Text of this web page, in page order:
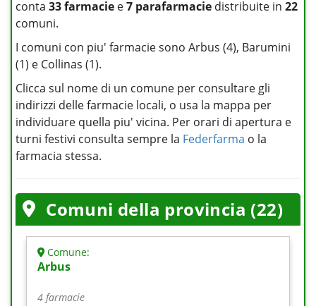
conta 33 farmacie e7 parafarmacie distribuite in 22
comuni.
I comuni con piu' farmacie sono Arbus (4), Barumini
(1) e Collinas (1).
Clicca sul nome di un comune per consultare gli
indirizzi delle farmacie locali, o usa la mappa per
individuare quella piu' vicina. Per orari di apertura e
turni festivi consulta sempre la Federfarma o la
farmacia stessa.
Comuni della provincia (22)
Comune:
Arbus
4 farmacie